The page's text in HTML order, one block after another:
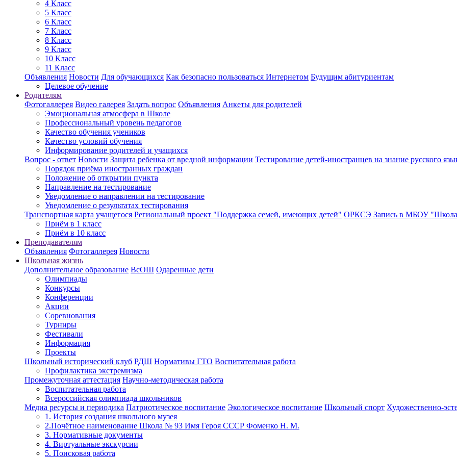
4 Класс
5 Класс
6 Класс
7 Класс
8 Класс
9 Класс
10 Класс
11 Класс
Объявления Новости Для обучающихся Как безопасно пользоваться Интернетом Будущим абитуриентам
Целевое обучение
Родителям
Фотогаллерея Видео галерея Задать вопрос Объявления Анкеты для родителей
Эмоциональная атмосфера в Школе
Профессиональный уровень педагогов
Качество обучения учеников
Качество условий обучения
Информирование родителей и учащихся
Вопрос - ответ Новости Защита ребенка от вредной информации Тестирование детей-иностранцев на знание русского
Порядок приёма иностранных граждан
Положение об открытии пункта
Направление на тестирование
Уведомление о направлении на тестирование
Уведомление о результатах тестирования
Транспортная карта учащегося Региональный проект "Поддержка семей, имеющих детей" ОРКСЭ Запись в МБОУ
Приём в 1 класс
Приём в 10 класс
Преподавателям
Объявления Фотогаллерея Новости
Школьная жизнь
Дополнительное образование ВсОШ Одаренные дети
Олимпиады
Конкурсы
Конференции
Акции
Соревнования
Турниры
Фестивали
Информация
Проекты
Школьный исторический клуб РДШ Нормативы ГТО Воспитательная работа
Профилактика экстремизма
Промежуточная аттестация Научно-методическая работа
Воспитательная работа
Всероссийская олимпиада школьников
Медиа ресурсы и периодика Патриотическое воспитание Экологическое воспитание Школьный спорт Художественно-
1. История создания школьного музея
2.Почётное наименование Школа № 93 Имя Героя СССР Фоменко Н. М.
3. Нормативные документы
4. Виртуальные экскурсии
5. Поисковая работа